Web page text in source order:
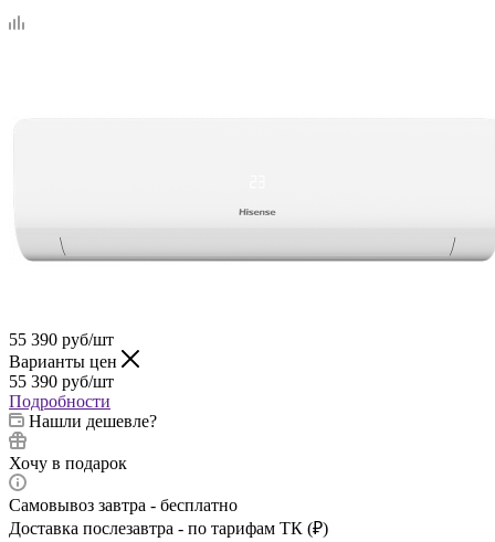
55 390 руб/шт
Варианты цен
55 390 руб/шт
Подробности
Нашли дешевле?
Хочу в подарок
Самовывоз завтра - бесплатно
Доставка послезавтра - по тарифам ТК (₽)